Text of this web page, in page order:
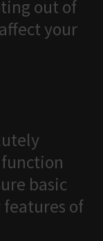
out of
your
basic
of